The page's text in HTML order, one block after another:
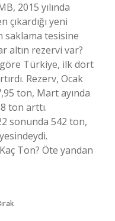
2015 yılında
yeni
saklama tesisine
altın rezervi var?
göre Türkiye, ilk dört
Rezerv, Ocak
ton, Mart ayında
ton arttı.
sonunda 542 ton,
Ton? Öte yandan